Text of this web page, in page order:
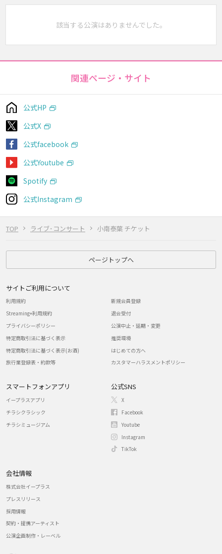
TOP ライブ･コンサート 小南泰葉 チケット
該当する公演はありませんでした。
関連ページ・サイト
公式HP
公式X
公式facebook
公式Youtube
Spotify
公式Instagram
ページトップへ
サイトご利用について
利用規約
Streaming+利用規約
プライバシーポリシー
特定商取引法に基づく表示
特定商取引法に基づく表示(お酒)
旅行業登録表・約款等
新規会員登録
退会受付
公演中止・延期・変更
推奨環境
はじめての方へ
カスタマーハラスメントポリシー
スマートフォンアプリ
イープラスアプリ
チラシクラシック
チラシミュージアム
公式SNS
X
Facebook
Youtube
Instagram
TikTok
会社情報
株式会社イープラス
プレスリリース
採用情報
契約・提携アーティスト
公演企画制作・レーベル